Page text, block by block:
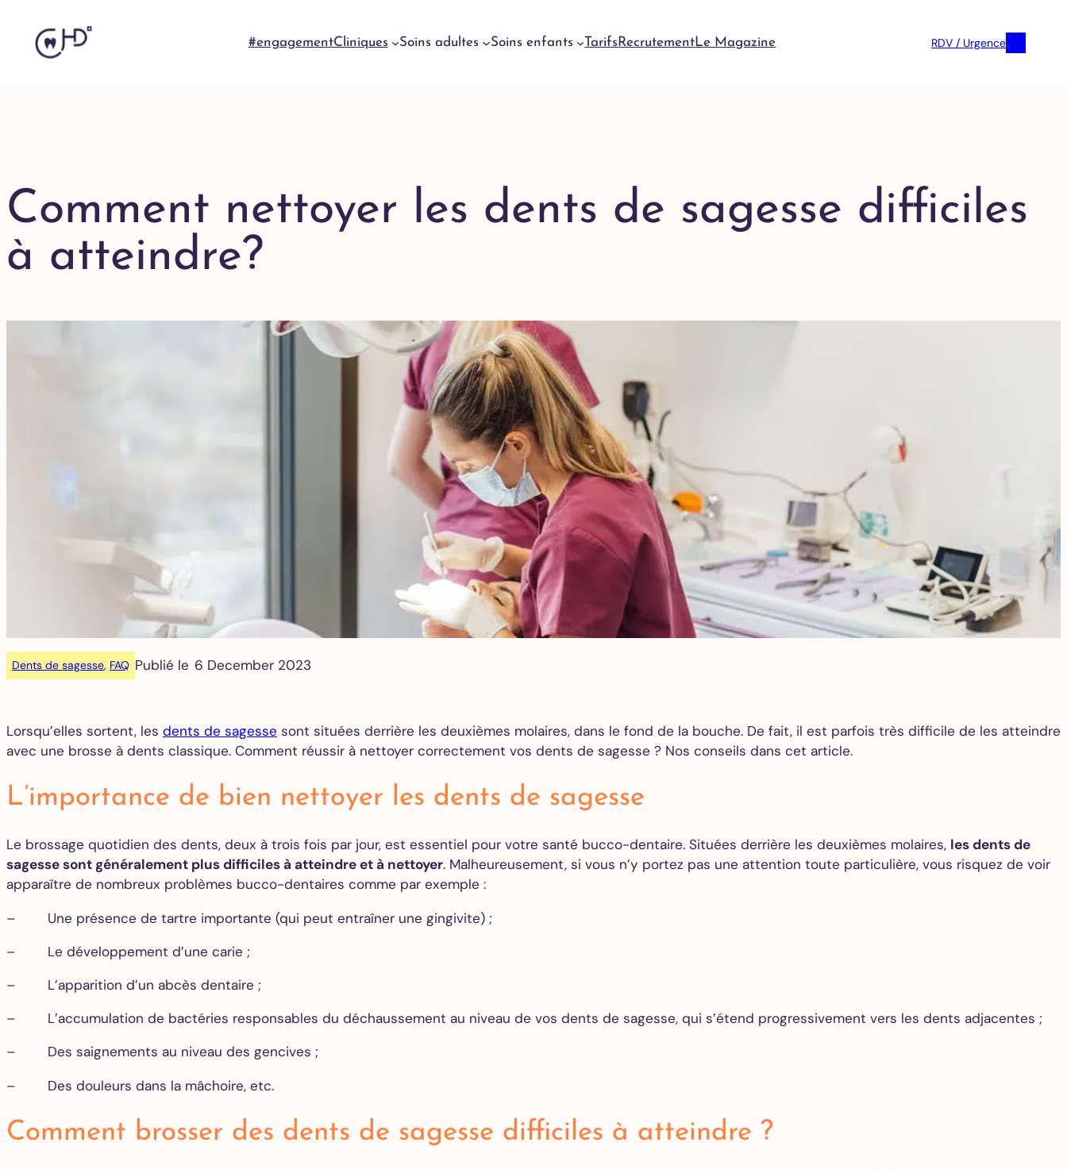
#engagementCliniques Soins adultes
Meyrin
Yverdon
Tous
nos
soins
Détartrage et
polissage
Adultes
Détartrage et
polissage
Enfants
Détartrage
orthodontique
Traitement
parodontal
des caries
Couronne
Gouttière
de nuit –
Blanchiment
dentaire
dentaires
sagesse
Greffe de
Soins enfants Tarifs RecrutementLe Magazine RDV / Urgence
Comment nettoyer les dents de sagesse difficiles
à atteindre?
Dents de sagesse, FAQ Publié le 6 December 2023
Lorsqu’elles sortent, les dents de sagesse sont situées derrière les deuxièmes molaires, dans le fond de la bouche. De fait, il est parfois très difficile de les atteindre
avec une brosse à dents classique. Comment réussir à nettoyer correctement vos dents de sagesse ? Nos conseils dans cet article.
L’importance de bien nettoyer les dents de sagesse
Le brossage quotidien des dents, deux à trois fois par jour, est essentiel pour votre santé bucco-dentaire. Situées derrière les deuxièmes molaires, les dents de
sagesse sont généralement plus difficiles à atteindre et à nettoyer. Malheureusement, si vous n’y portez pas une attention toute particulière, vous risquez de voir
apparaître de nombreux problèmes bucco-dentaires comme par exemple :
– Une présence de tartre importante (qui peut entraîner une gingivite) ;
– Le développement d’une carie ;
– L’apparition d’un abcès dentaire ;
– L’accumulation de bactéries responsables du déchaussement au niveau de vos dents de sagesse, qui s’étend progressivement vers les dents adjacentes ;
– Des saignements au niveau des gencives ;
– Des douleurs dans la mâchoire, etc.
Comment brosser des dents de sagesse difficiles à atteindre ?